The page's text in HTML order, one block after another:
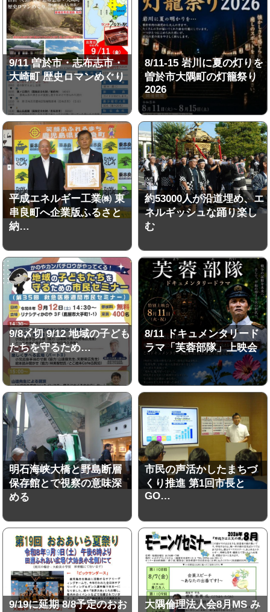
9/11 曽於市・志布志市・
大崎町 歴史ロマンめぐり
8/11-15 岩川に夏の灯りを
曽於市大隅町の灯籠祭り
2026
平成エネルギー工業㈱ 東
串良町へ企業版ふるさと
納…
約53000人が沿道埋め、エ
ネルギッシュな踊り楽し
む
9/8〆切 9/12 地域の子ども
たちを守るため…
8/11 ドキュメンタリード
ラマ「芙蓉部隊」上映会
明石海峡大橋と野島断層
保存館とで視察の意味深
める
市民の声活かしたまちづ
くり推進 第1回市長と
GO…
9/19に延期 8/8予定のおお
大隅倫理法人会8月MS み